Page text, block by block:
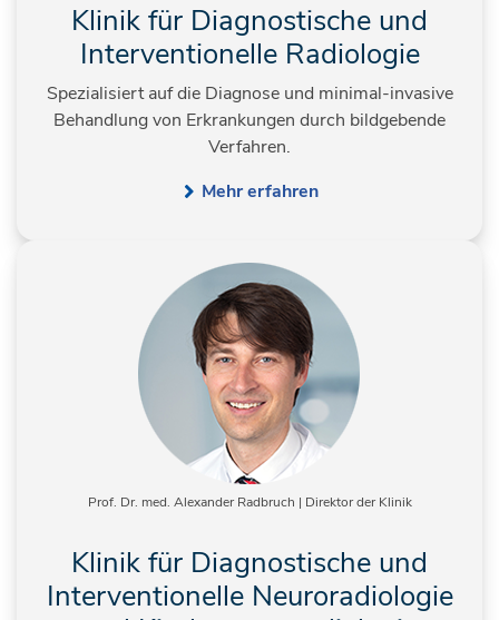
Klinik für Diagnostische und
Interventionelle Radiologie
Spezialisiert auf die Diagnose und minimal-invasive
Behandlung von Erkrankungen durch bildgebende
Verfahren.
Mehr erfahren
Prof. Dr. med. Alexander Radbruch | Direktor der Klinik
Klinik für Diagnostische und
Interventionelle Neuroradiologie